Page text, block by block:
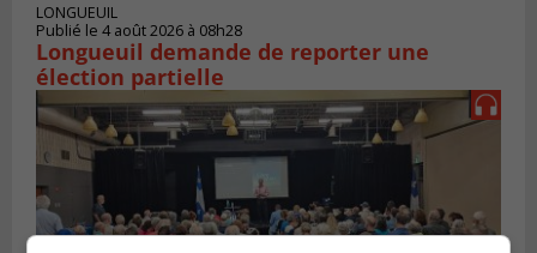
LONGUEUIL
Publié le 4 août 2026 à 08h28
Longueuil demande de reporter une
élection partielle